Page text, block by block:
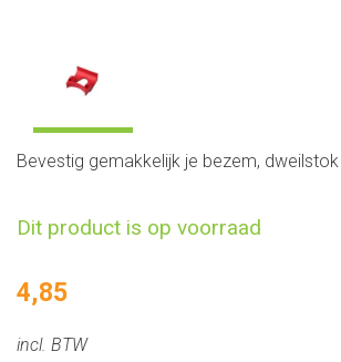
Bevestig gemakkelijk je bezem,
Dit product is op voorraad
4,85
incl. BTW